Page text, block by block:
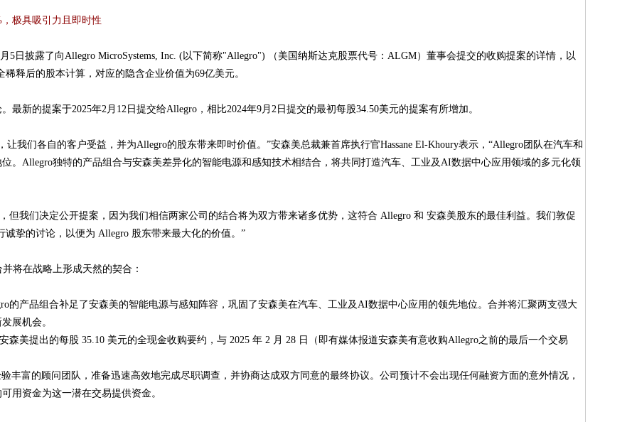
极具吸引力且即时性
5日披露了向Allegro MicroSystems, Inc. (以下简称"Allegro") （美国纳斯达克股票代号：ALGM）董事会提交的收购提案的详情，以
释后的股本计算，对应的隐含企业价值为69亿美元。
新的提案于2025年2月12日提交给Allegro，相比2024年9月2日提交的最初每股34.50美元的提案有所增加。
我们各自的客户受益，并为Allegro的股东带来即时价值。”安森美总裁兼首席执行官Hassane El-Khoury表示，“Allegro团队在汽车和
。Allegro独特的产品组合与安森美差异化的智能电源和感知技术相结合，将共同打造汽车、工业及AI数据中心应用领域的多元化领
但我们决定公开提案，因为我们相信两家公司的结合将为双方带来诸多优势，这符合 Allegro 和 安森美股东的最佳利益。我们敦促
挚的讨论，以便为 Allegro 股东带来最大化的价值。”
将在战略上形成天然的契合：
品组合补足了安森美的智能电源与感知阵容，巩固了安森美在汽车、工业及AI数据中心应用的领先地位。合并将汇聚两支强大
展机会。
提出的每股 35.10 美元的全现金收购要约，与 2025 年 2 月 28 日（即有媒体报道安森美有意收购Allegro之前的最后一个交易
的顾问团队，准备迅速高效地完成尽职调查，并协商达成双方同意的最终协议。公司预计不会出现任何融资方面的意外情况，
用资金为这一潜在交易提供资金。